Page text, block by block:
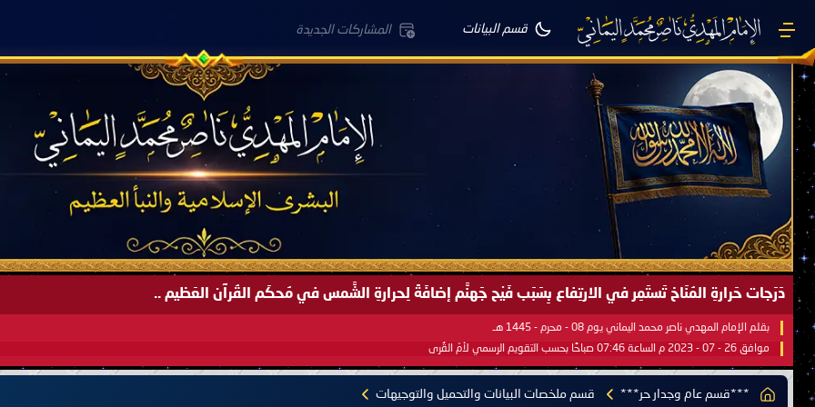
قسم البيانات المشاركات الجديدة
صَيْفُ سَقَرَ يَبدأُ في اجتياحِ شِتاءِ القُطبِ الشَّمالي كَما وعَدناكُم بالحقِّ لعَامِكم هذا (1445 هـ) ..
بقلم الإمام المهدي ناصر محمد اليماني يوم 18 - جمادى الآخرة - 1445 هـ
موافق 31 - 12 - 2023 م الساعة 07:44 صباحًا بحسب التقويم الرسمي لأمّ القُرى
***قسم عام وجدار حر*** قسم ملخصات البيانات والتحميل والتوجيهات